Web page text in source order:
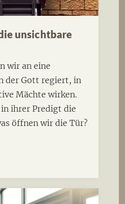
unsichtbare
wir an eine
der Gott regiert, in
Mächte wirken.
ihrer Predigt die
öffnen wir die Tür?